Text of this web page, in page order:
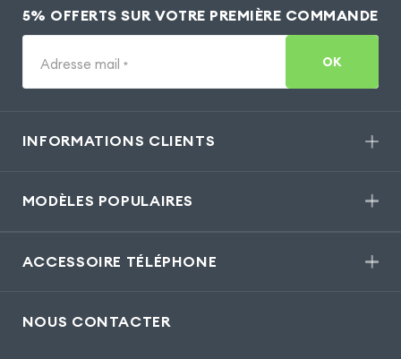
5% OFFERTS SUR VOTRE PREMIÈRE COMMANDE
Adresse mail * OK
INFORMATIONS CLIENTS
MODÈLES POPULAIRES
ACCESSOIRE TÉLÉPHONE
NOUS CONTACTER